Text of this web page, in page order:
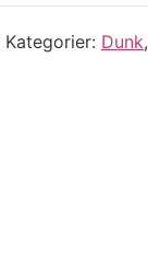
Kategorier Dunk,